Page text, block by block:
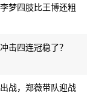
梦四肢比王博还粗
击四连冠稳了？
战，郑薇带队迎战